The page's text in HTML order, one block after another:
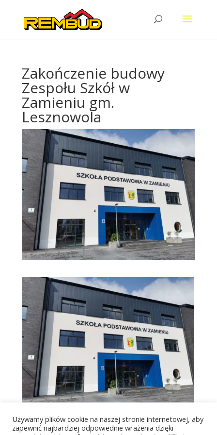
Zakończenie budowy
Zespołu Szkół w
Zamieniu gm.
Lesznowola
Używamy plików cookie na naszej stronie internetowej, aby
zapewnić najbardziej odpowiednie wrażenia dzięki